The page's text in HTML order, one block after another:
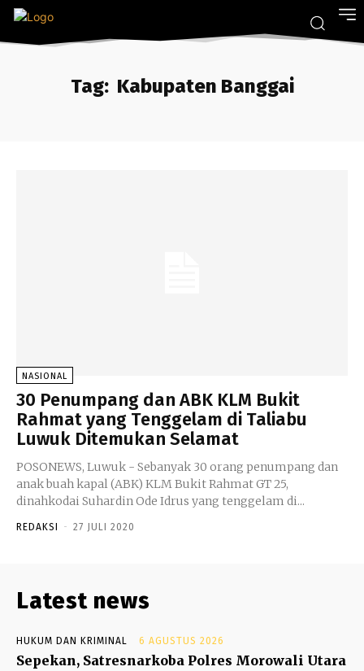
Tag: Kabupaten Banggai
NASIONAL
30 Penumpang dan ABK KLM Bukit
Rahmat yang Tenggelam di Taliabu
Luwuk Ditemukan Selamat
POSONEWS, Luwuk - Sebanyak 30 orang penumpang dan
anak buah kapal (ABK) KLM Bukit Rahmat GT 25,
dinahkodai Suhardin Ode Idrus yang tenggelam di...
REDAKSI - 27 JULI 2020
Latest news
HUKUM DAN KRIMINAL 6 AGUSTUS 2026
Sepekan, Satresnarkoba Polres Morowali Utara